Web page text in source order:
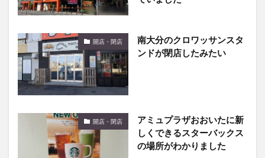
開店・閉店
南大分のクロワッサンスタ
ンドが閉店したみたい
開店・閉店
アミュプラザおおいたに新
しくできるスターバックス
の場所がわかりました